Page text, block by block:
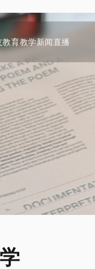
教育教学新闻直播